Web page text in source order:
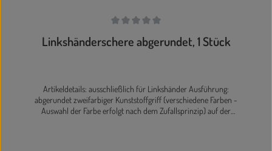
Durchschnittliche Bewertung von 0 von 5 Sternen
Linkshänderschere abgerundet, 1 Stück
Artikeldetails: ausschließlich für Linkshänder Ausführung:
abgerundet zweifarbiger Kunststoffgriff (verschiedene Farben -
Auswahl der Farbe erfolgt nach dem Zufallsprinzip) auf der